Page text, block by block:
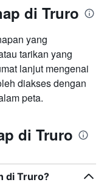
di Truro
yang
tarikan yang
lanjut mengenai
diakses dengan
peta.
di Truro
di Truro?